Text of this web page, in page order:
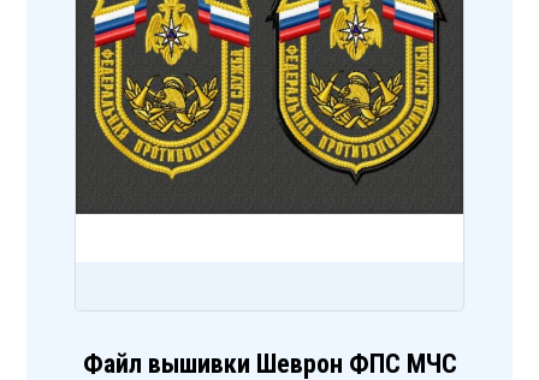
Файл вышивки Шеврон ФПС МЧС